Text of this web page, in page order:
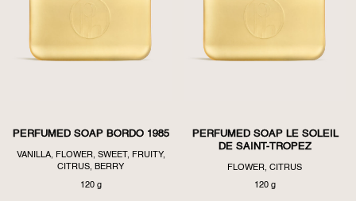
PERFUMED SOAP BORDO 1985
VANILLA, FLOWER, SWEET, FRUITY,
CITRUS, BERRY
120 g
PERFUMED SOAP LE SOLEIL
DE SAINT-TROPEZ
FLOWER, CITRUS
120 g